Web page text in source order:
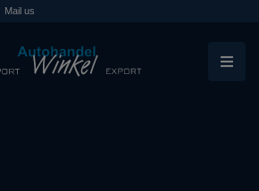
Mail us